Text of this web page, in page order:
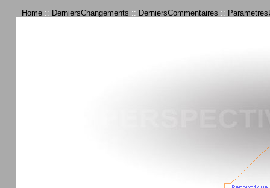
Home :: DerniersChangements :: DerniersCommentaires ::